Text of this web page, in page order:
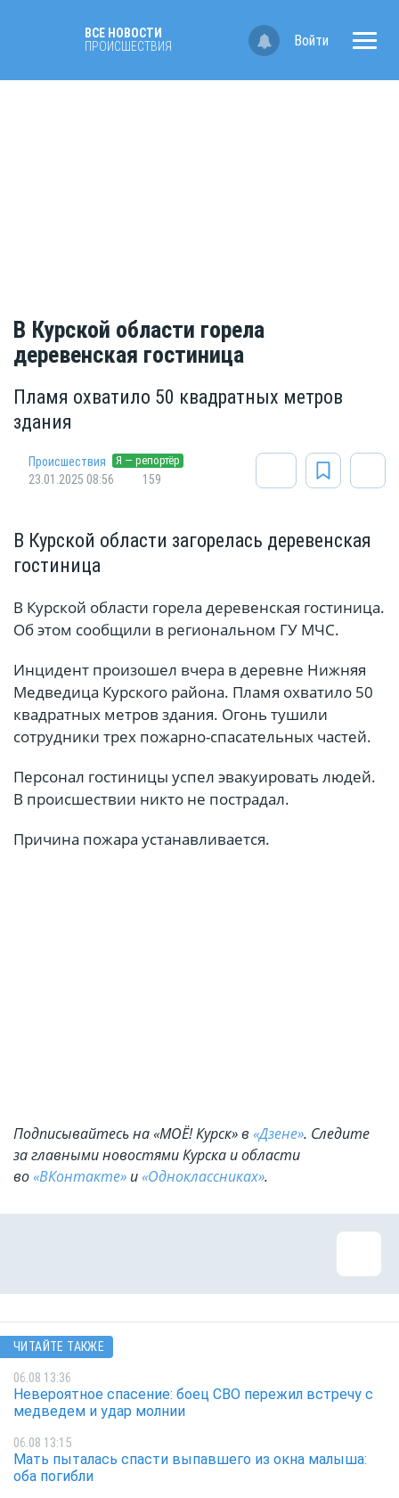
ВСЕ НОВОСТИ
ПРОИСШЕСТВИЯ
Войти
В Курской области горела
деревенская гостиница
Пламя охватило 50 квадратных метров
здания
Происшествия Я — репортёр
23.01.2025 08:56 159
В Курской области загорелась деревенская
гостиница
В Курской области горела деревенская гостиница.
Об этом сообщили в региональном ГУ МЧС.
Инцидент произошел вчера в деревне Нижняя
Медведица Курского района. Пламя охватило 50
квадратных метров здания. Огонь тушили
сотрудники трех пожарно-спасательных частей.
Персонал гостиницы успел эвакуировать людей.
В происшествии никто не пострадал.
Причина пожара устанавливается.
Подписывайтесь на «МОЁ! Курск» в «Дзене». Cледите
за главными новостями Курска и области
во«ВКонтакте» и«Одноклассниках».
ЧИТАЙТЕ ТАКЖЕ
06.08 13:36
Невероятное спасение: боец СВО пережил встречу с
медведем и удар молнии
06.08 13:15
Мать пыталась спасти выпавшего из окна малыша:
оба погибли